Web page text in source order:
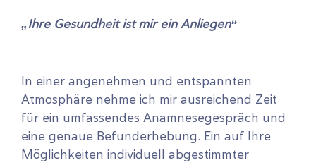
„Ihre Gesundheit ist mir ein Anliegen“
In einer angenehmen und entspannten
Atmosphäre nehme ich mir ausreichend Zeit
für ein umfassendes Anamnesegespräch und
eine genaue Befunderhebung. Ein auf Ihre
Möglichkeiten individuell abgestimmter